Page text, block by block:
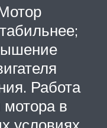
Работа
в